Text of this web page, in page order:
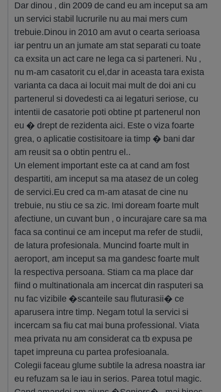
Dar dinou , din 2009 de cand eu am inceput sa am
un servici stabil lucrurile nu au mai mers cum
trebuie.Dinou in 2010 am avut o cearta serioasa
iar pentru un an jumate am stat separati cu toate
ca exsita un act care ne lega ca si parteneri. Nu ,
nu m-am casatorit cu el,dar in aceasta tara exista
varianta ca daca ai locuit mai mult de doi ani cu
partenerul si dovedesti ca ai legaturi seriose, cu
intentii de casatorie poti obtine pt partenerul non
eu � drept de rezidenta aici. Este o viza foarte
grea, o aplicatie costisitoare ia timp � bani dar
am reusit sa o obtin pentru el..
Un element important este ca at cand am fost
despartiti, am inceput sa ma atasez de un coleg
de servici.Eu cred ca m-am atasat de cine nu
trebuie, nu stiu ce sa zic. Imi doream foarte mult
afectiune, un cuvant bun , o incurajare care sa ma
faca sa continui ce am inceput ma refer de studii,
de latura profesionala. Muncind foarte mult in
aeroport, am inceput sa ma gandesc foarte mult
la respectiva persoana. Stiam ca ma place dar
fiind o multinationala am incercat din rasputeri sa
nu fac vizibile �scanteile sau fluturasii� ce
aparusera intre timp. Negam totul la servici si
incercam sa fiu cat mai buna professional. Viata
mea privata nu am considerat ca tb expusa pe
tapet impreuna cu partea profesioanala.
Colegii faceau glume subtile la adresa noastra iar
eu refuzam sa le iau in serios. Parea totul magic.